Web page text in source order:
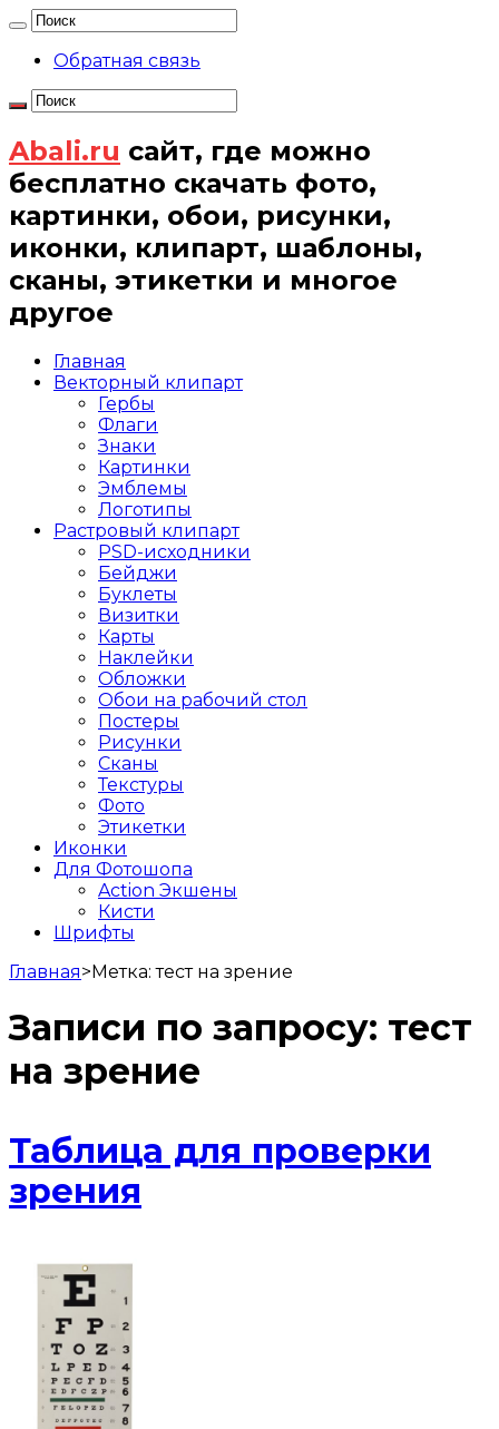
Обратная связь
Abali.ru сайт, где можно
бесплатно скачать фото,
картинки, обои, рисунки,
иконки, клипарт, шаблоны,
сканы, этикетки и многое
другое
Главная
Векторный клипарт
Гербы
Флаги
Знаки
Картинки
Эмблемы
Логотипы
Растровый клипарт
PSD-исходники
Бейджи
Буклеты
Визитки
Карты
Наклейки
Обложки
Обои на рабочий стол
Постеры
Рисунки
Сканы
Текстуры
Фото
Этикетки
Иконки
Для Фотошопа
Action Экшены
Кисти
Шрифты
Главная>Метка:тест на зрение
Записи по запросу: тест
на зрение
Таблица для проверки
зрения